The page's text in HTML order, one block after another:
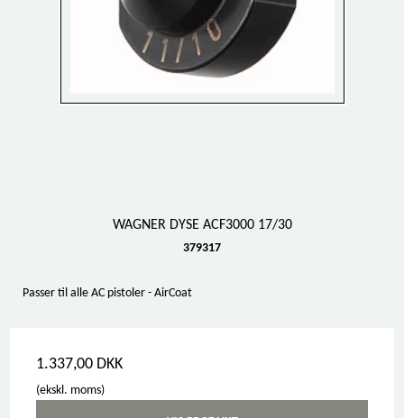
WAGNER DYSE ACF3000 17/30
379317
Passer til alle AC pistoler - AirCoat
1.337,00 DKK
(ekskl. moms)